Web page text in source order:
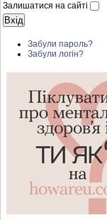
Залишатися на сайті
Забули пароль?
Забули логін?